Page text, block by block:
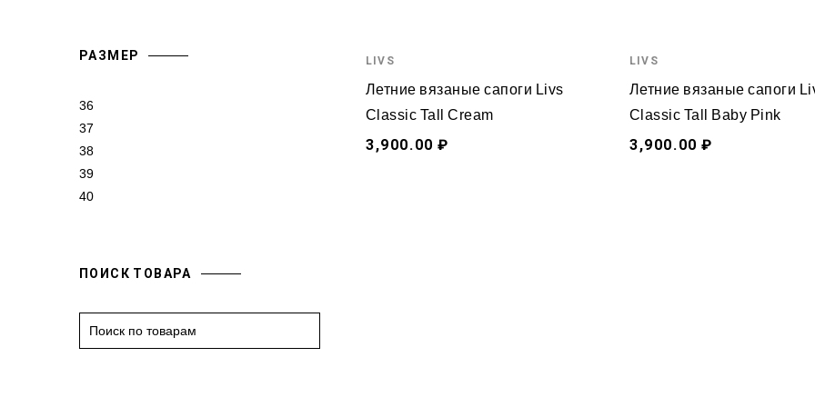
LIVS
Летние вязаные сапоги Livs
Classic Tall Cream
3,900.00 ₽
LIVS
Летние вязаные сапоги
Classic Tall Baby Pink
3,900.00 ₽
РАЗМЕР
36
37
38
39
40
ПОИСК ТОВАРА
e